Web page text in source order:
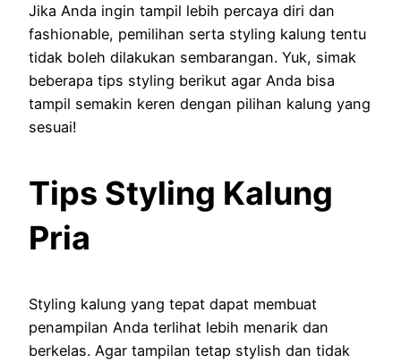
Jika Anda ingin tampil lebih percaya diri dan
fashionable, pemilihan serta styling kalung tentu
tidak boleh dilakukan sembarangan. Yuk, simak
beberapa tips styling berikut agar Anda bisa
tampil semakin keren dengan pilihan kalung yang
sesuai!
Tips Styling Kalung
Pria
Styling kalung yang tepat dapat membuat
penampilan Anda terlihat lebih menarik dan
berkelas. Agar tampilan tetap stylish dan tidak